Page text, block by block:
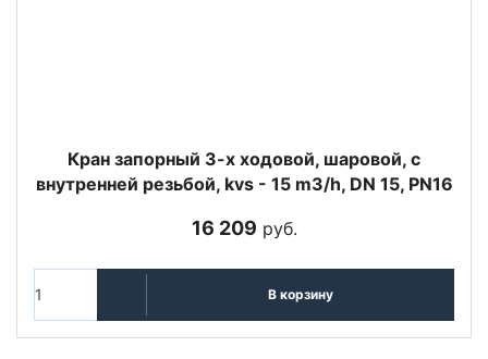
Кран запорный 3-х ходовой, шаровой, с
внутренней резьбой, kvs - 15 m3/h, DN 15, PN16
16 209 руб.
В корзину